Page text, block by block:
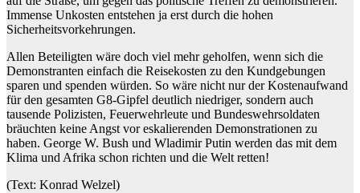
Immense Unkosten entstehen ja erst durch die hohen
Sicherheitsvorkehrungen.
Allen Beteiligten wäre doch viel mehr geholfen, wenn sich die
Demonstranten einfach die Reisekosten zu den Kundgebungen
sparen und spenden würden. So wäre nicht nur der Kostenaufwand
für den gesamten G8-Gipfel deutlich niedriger, sondern auch
tausende Polizisten, Feuerwehrleute und Bundeswehrsoldaten
bräuchten keine Angst vor eskalierenden Demonstrationen zu
haben. George W. Bush und Wladimir Putin werden das mit dem
Klima und Afrika schon richten und die Welt retten!
(Text: Konrad Welzel)